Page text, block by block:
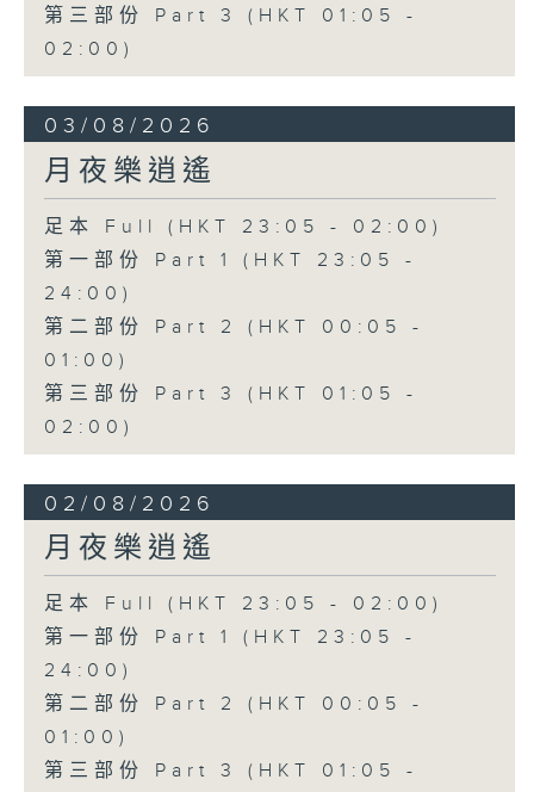
第三部份 Part 3 (HKT 01:05 -
02:00)
03/08/2026
月夜樂逍遙
足本 Full (HKT 23:05 - 02:00)
第一部份 Part 1 (HKT 23:05 -
24:00)
第二部份 Part 2 (HKT 00:05 -
01:00)
第三部份 Part 3 (HKT 01:05 -
02:00)
02/08/2026
月夜樂逍遙
足本 Full (HKT 23:05 - 02:00)
第一部份 Part 1 (HKT 23:05 -
24:00)
第二部份 Part 2 (HKT 00:05 -
01:00)
第三部份 Part 3 (HKT 01:05 -